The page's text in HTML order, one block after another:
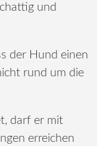
und
der Hund einen
rund um die
darf er mit
erreichen